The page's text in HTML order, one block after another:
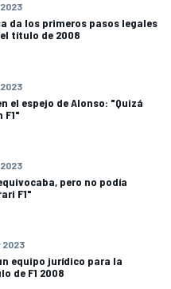
2023
da los primeros pasos legales
título de 2008
el espejo de Alonso: "Quizá
F1"
pero no podía
F1"
2023
equipo jurídico para la
de F1 2008